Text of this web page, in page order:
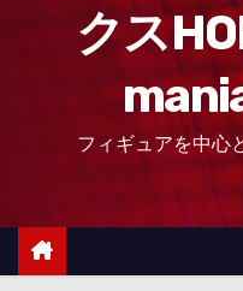
クス
フィギュアを中心